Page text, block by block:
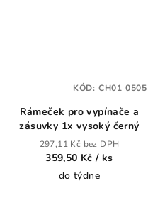
Rámeček pro vypínače a
zásuvky 1x vysoký černý
297,11 Kč bez DPH
359,50 Kč/ ks
do týdne
KÓD: CH01 0505